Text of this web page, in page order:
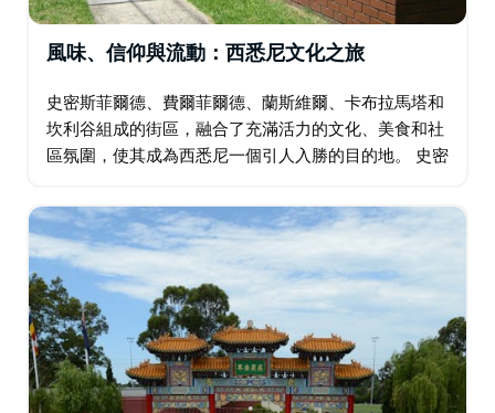
風味、信仰與流動：西悉尼文化之旅
史密斯菲爾德、費爾菲爾德、蘭斯維爾、卡布拉馬塔和
坎利谷組成的街區，融合了充滿活力的文化、美食和社
區氛圍，使其成為西悉尼一個引人入勝的目的地。 史密
店和熱情好客的當地風情…